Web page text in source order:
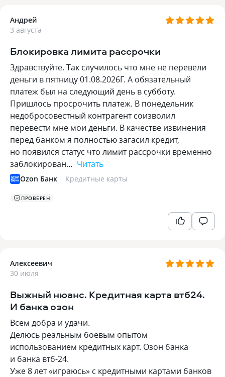
Андрей
3 августа
Блокировка лимита рассрочки
Здравствуйте. Так случилось что мне не перевели
деньги в пятницу 01.08.2026Г. А обязательный
платеж был на следующий день в субботу.
Пришлось просрочить платеж. В понедельник
недобросовестный контрагент соизволил
перевести мне мои деньги. В качестве извинения
перед банком я полностью загасил кредит,
но появился статус что лимит рассрочки временно
заблокирован… Читать
Ozon Банк Кредитные карты
ПРОВЕРЕН
Алексеевич
30 июля
Выжный нюанс. Кредитная карта втб24.
И банка озон
Всем добра и удачи.
Делюсь реальным боевым опытом
использованием кредитных карт. Озон банка
и банка втб-24.
Уже 8 лет «играюсь» с кредитными картами банков